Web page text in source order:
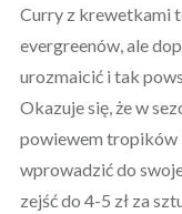
Curry z krewetkami
evergreenów, ale
urozmaicić i tak
Okazuje się, że w
powiewem tropików
wprowadzić do
zejść do 4-5 zł za